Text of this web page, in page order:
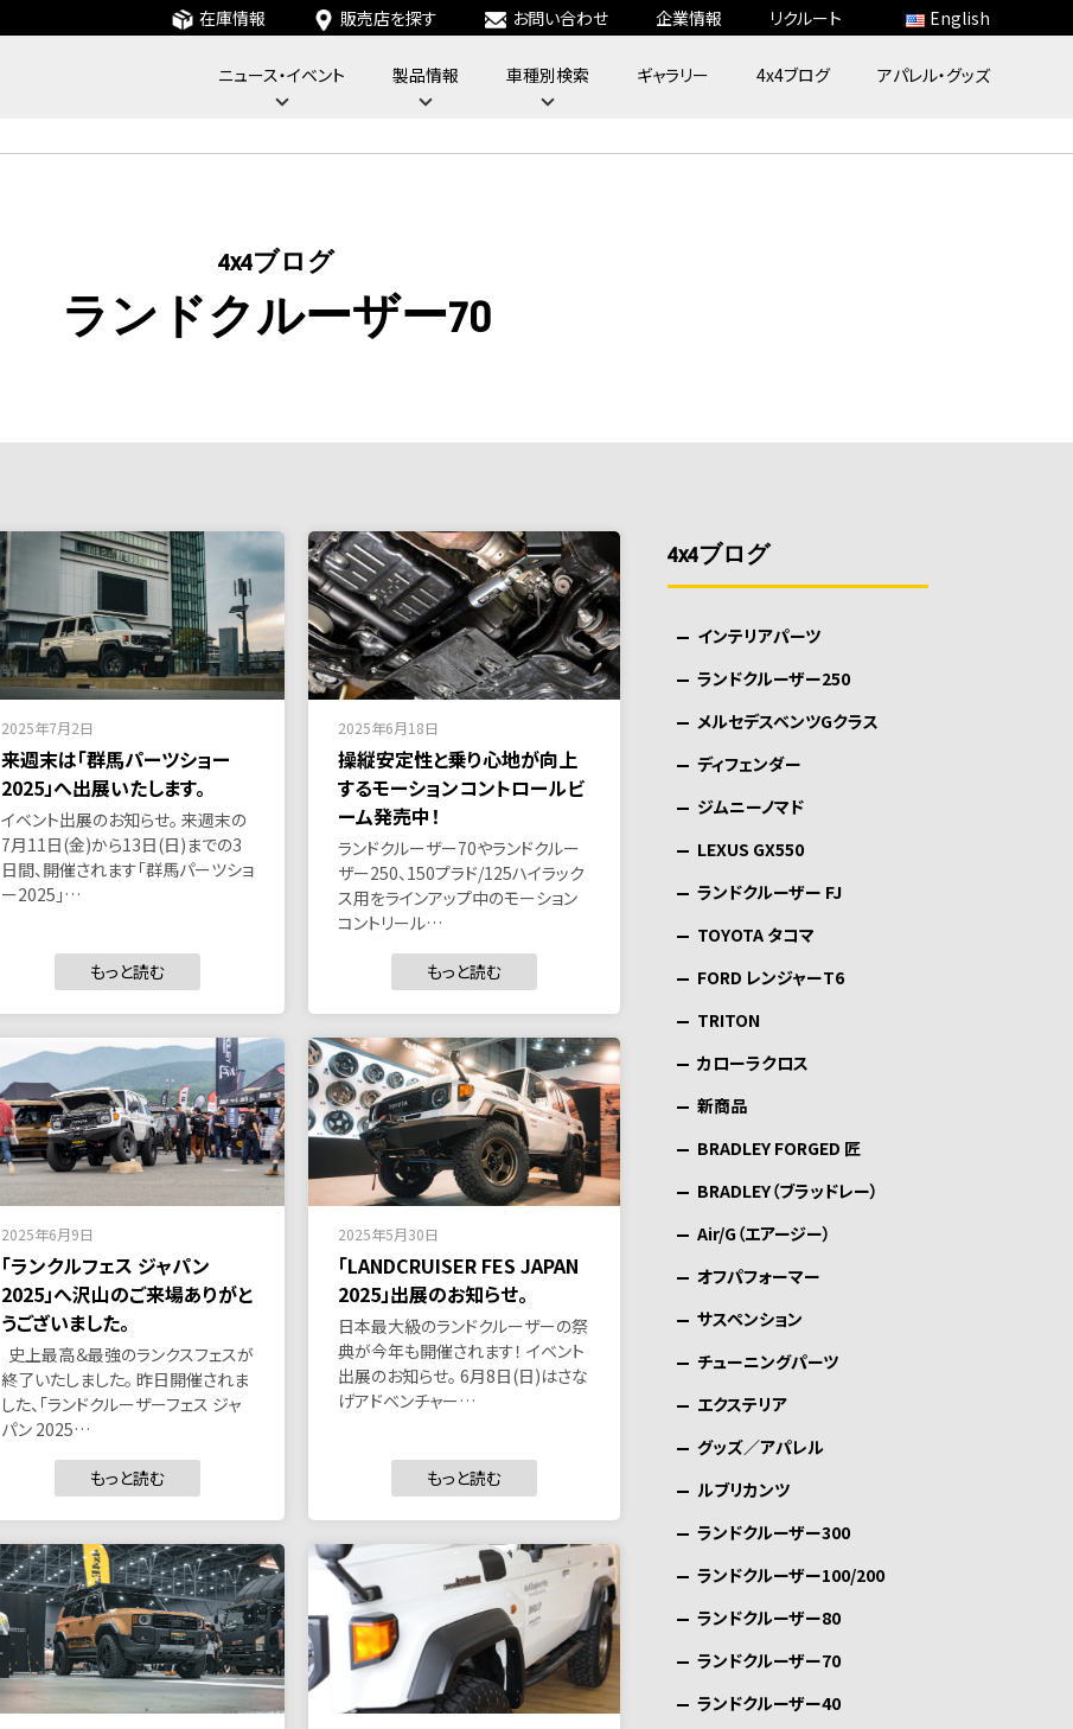
ニュース・イベント 製品情報 車種別検索 ギャラリー 4x4ブログ アパレル・グッズ
在庫情報 販売店を探す お問い合わせ 企業情報 リクルート English
4x4ブログ
ランドクルーザー70
2025年7月2日
来週末は「群馬パーツショー
2025」へ出展いたします。
イベント出展のお知らせ。 来週末の
7月11日(金)から13日(日)までの3
日間、開催されます「群馬パーツショ
ー2025」…
もっと読む
2025年6月18日
操縦安定性と乗り心地が向上
するモーションコントロールビ
ーム発売中！
ランドクルーザー70やランドクルー
ザー250、150プラド/125ハイラック
ス用をラインアップ中のモーション
コントリール…
もっと読む
2025年6月9日
「ランクルフェス ジャパン
2025」へ沢山のご来場ありがと
うございました。
史上最高＆最強のランクスフェスが
終了いたしました。 昨日開催されま
した、「ランドクルーザーフェス ジャ
パン 2025…
もっと読む
2025年5月30日
「LANDCRUISER FES JAPAN
2025」出展のお知らせ。
日本最大級のランドクルーザーの祭
典が今年も開催されます！ イベント
出展のお知らせ。 6月8日(日)はさな
げアドベンチャー…
もっと読む
4x4ブログ
インテリアパーツ
ランドクルーザー250
メルセデスベンツGクラス
ディフェンダー
ジムニーノマド
LEXUS GX550
ランドクルーザー FJ
TOYOTA タコマ
FORD レンジャーT6
TRITON
カローラクロス
新商品
BRADLEY FORGED 匠
BRADLEY（ブラッドレー）
Air/G（エアージー）
オフパフォーマー
サスペンション
チューニングパーツ
エクステリア
グッズ／アパレル
ルブリカンツ
ランドクルーザー300
ランドクルーザー100/200
ランドクルーザー80
ランドクルーザー70
ランドクルーザー40